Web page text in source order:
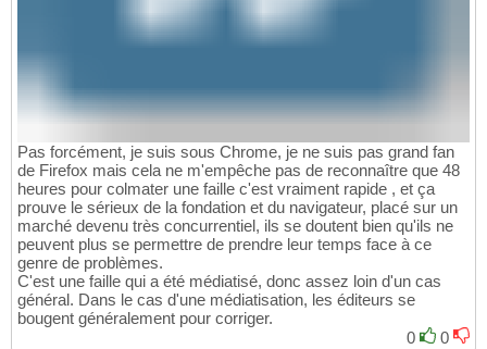
Pas forcément, je suis sous Chrome, je ne suis pas grand fan
de Firefox mais cela ne m'empêche pas de reconnaître que 48
heures pour colmater une faille c'est vraiment rapide , et ça
prouve le sérieux de la fondation et du navigateur, placé sur un
marché devenu très concurrentiel, ils se doutent bien qu'ils ne
peuvent plus se permettre de prendre leur temps face à ce
genre de problèmes.
C'est une faille qui a été médiatisé, donc assez loin d'un cas
général. Dans le cas d'une médiatisation, les éditeurs se
bougent généralement pour corriger.
0
0